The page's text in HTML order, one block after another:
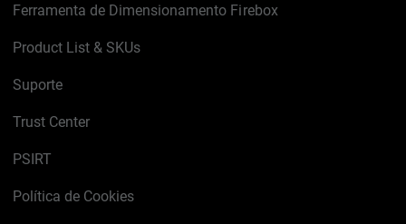
Ferramenta de Dimensionamento Firebox
Product List & SKUs
Suporte
Trust Center
PSIRT
Política de Cookies